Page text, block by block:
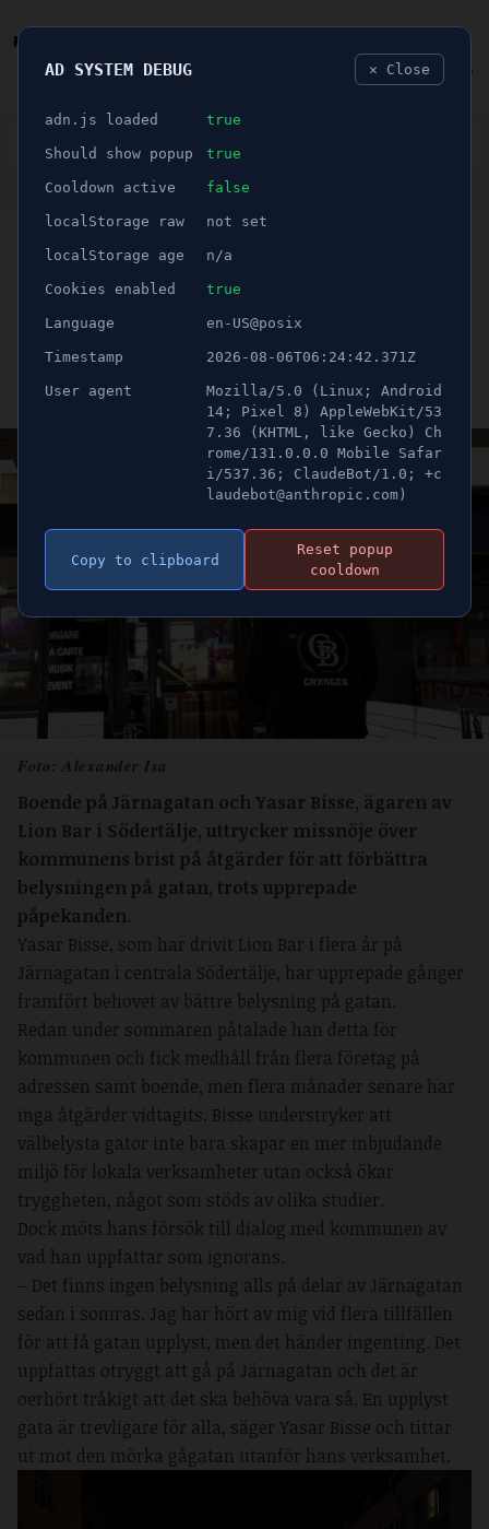
👮🏻‍♂️ BLÅLJUS ÅSIKTER SPORT
ANNONS
Boende och krögare
besvikna - "Det händer
ingenting"
Publicerad 23 november 2023 14:06
Foto: Alexander Isa
Boende på Järnagatan och Yasar Bisse, ägaren av
Lion Bar i Södertälje, uttrycker missnöje över
kommunens brist på åtgärder för att förbättra
belysningen på gatan, trots upprepade
påpekanden.
Yasar Bisse, som har drivit Lion Bar i flera år på
Järnagatan i centrala Södertälje, har upprepade gånger
framfört behovet av bättre belysning på gatan.
Redan under sommaren påtalade han detta för
kommunen och fick medhåll från flera företag på
adressen samt boende, men flera månader senare har
inga åtgärder vidtagits. Bisse understryker att
välbelysta gator inte bara skapar en mer inbjudande
miljö för lokala verksamheter utan också ökar
tryggheten, något som stöds av olika studier.
Dock möts hans försök till dialog med kommunen av
vad han uppfattar som ignorans.
– Det finns ingen belysning alls på delar av Järnagatan
sedan i somras. Jag har hört av mig vid flera tillfällen
för att få gatan upplyst, men det händer ingenting. Det
uppfattas otryggt att gå på Järnagatan och det är
oerhört tråkigt att det ska behöva vara så. En upplyst
gata är trevligare för alla, säger Yasar Bisse och tittar
ut mot den mörka gågatan utanför hans verksamhet.
AD SYSTEM DEBUG ✕ Close
adn.js loaded true
Should show popup true
Cooldown active false
localStorage raw not set
localStorage age n/a
Cookies enabled true
Language en-US@posix
Timestamp 2026-08-06T06:24:42.371Z
User agent
Mozilla/5.0 (Linux; Android
14; Pixel 8) AppleWebKit/53
7.36 (KHTML, like Gecko) Ch
rome/131.0.0.0 Mobile Safar
i/537.36; ClaudeBot/1.0; +c
laudebot@anthropic.com)
Copy to clipboard
Reset popup
cooldown